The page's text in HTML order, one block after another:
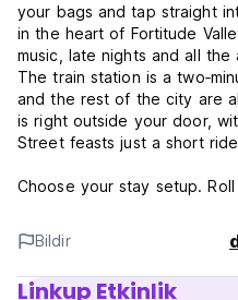
your bags and tap straight
in the heart of Fortitude
music, late nights and all
The train station is a
and the rest of the city are
is right outside your door,
Street feasts just a short
Choose your stay setup.
or lock in a private room
time to switch off the
bar, a fully equipped
to chill, chat and hang out.
Bildir
Linkup Etkinlik